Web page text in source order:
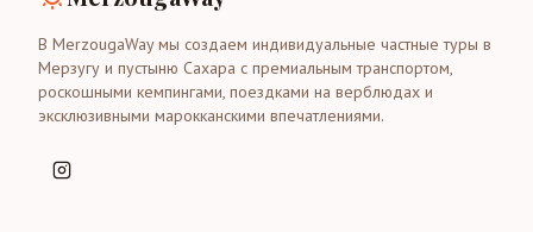
В MerzougaWay мы создаем индивидуальные частные туры в
Мерзугу и пустыню Сахара с премиальным транспортом,
роскошными кемпингами, поездками на верблюдах и
эксклюзивными марокканскими впечатлениями.